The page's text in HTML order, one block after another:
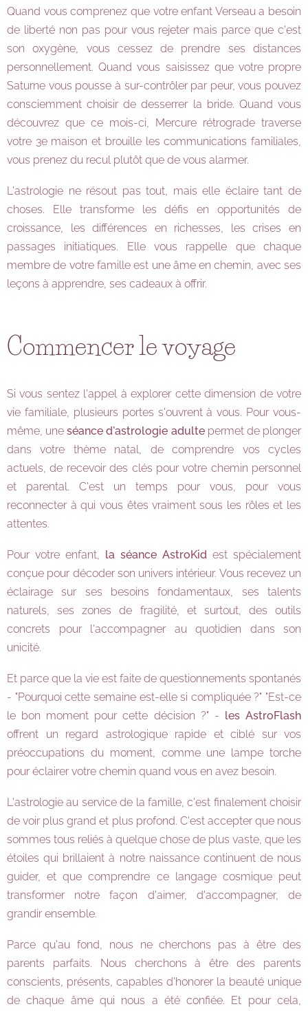
Quand vous comprenez que votre enfant Verseau a besoin
de liberté non pas pour vous rejeter mais parce que c'est
son oxygène, vous cessez de prendre ses distances
personnellement. Quand vous saisissez que votre propre
Saturne vous pousse à sur-contrôler par peur, vous pouvez
consciemment choisir de desserrer la bride. Quand vous
découvrez que ce mois-ci, Mercure rétrograde traverse
votre 3e maison et brouille les communications familiales,
vous prenez du recul plutôt que de vous alarmer.
L'astrologie ne résout pas tout, mais elle éclaire tant de
choses. Elle transforme les défis en opportunités de
croissance, les différences en richesses, les crises en
passages initiatiques. Elle vous rappelle que chaque
membre de votre famille est une âme en chemin, avec ses
leçons à apprendre, ses cadeaux à offrir.
Commencer le voyage
Si vous sentez l'appel à explorer cette dimension de votre
vie familiale, plusieurs portes s'ouvrent à vous. Pour vous-
même, uneséance d'astrologie adultepermet de plonger
dans votre thème natal, de comprendre vos cycles
actuels, de recevoir des clés pour votre chemin personnel
et parental. C'est un temps pour vous, pour vous
reconnecter à qui vous êtes vraiment sous les rôles et les
attentes.
Pour votre enfant, la séance AstroKid est spécialement
conçue pour décoder son univers intérieur. Vous recevez un
éclairage sur ses besoins fondamentaux, ses talents
naturels, ses zones de fragilité, et surtout, des outils
concrets pour l'accompagner au quotidien dans son
unicité.
Et parce que la vie est faite de questionnements spontanés
- "Pourquoi cette semaine est-elle si compliquée ?" "Est-ce
le bon moment pour cette décision ?" - les AstroFlash
offrent un regard astrologique rapide et ciblé sur vos
préoccupations du moment, comme une lampe torche
pour éclairer votre chemin quand vous en avez besoin.
L'astrologie au service de la famille, c'est finalement choisir
de voir plus grand et plus profond. C'est accepter que nous
sommes tous reliés à quelque chose de plus vaste, que les
étoiles qui brillaient à notre naissance continuent de nous
guider, et que comprendre ce langage cosmique peut
transformer notre façon d'aimer, d'accompagner, de
grandir ensemble.
Parce qu'au fond, nous ne cherchons pas à être des
parents parfaits. Nous cherchons à être des parents
conscients, présents, capables d'honorer la beauté unique
de chaque âme qui nous a été confiée. Et pour cela,